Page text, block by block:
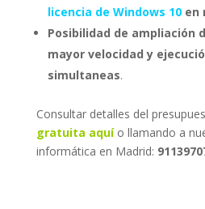
licencia de Windows 10en
Posibilidad de ampliación
mayor velocidad y
simultaneas.
Consultar detalles del
gratuita aquío llamando a
informática en Madrid: